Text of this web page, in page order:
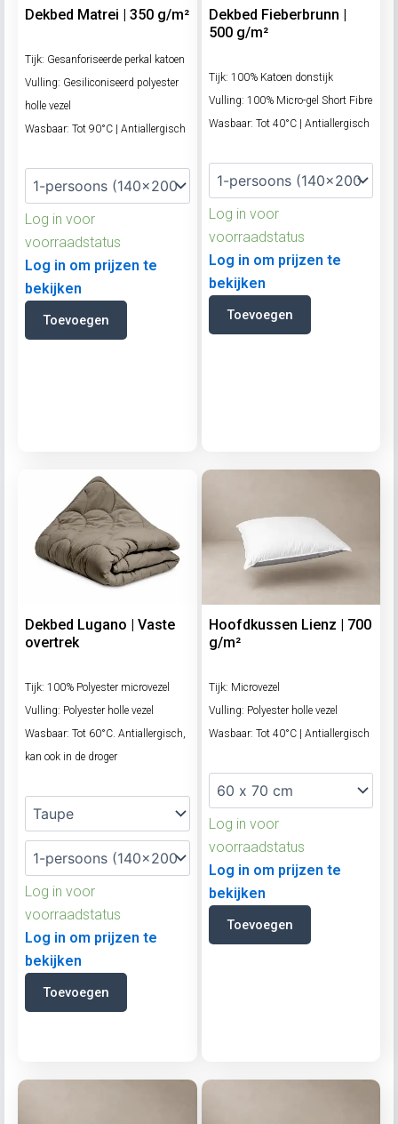
Dekbed Matrei | 350 g/m²
Tijk: Gesanforiseerde perkal katoen
Vulling: Gesiliconiseerd polyester
holle vezel
Wasbaar: Tot 90°C | Antiallergisch
Log in voor
voorraadstatus
Log in om prijzen te
bekijken
Toevoegen
Dekbed Fieberbrunn |
500 g/m²
Tijk: 100% Katoen donstijk
Vulling: 100% Micro-gel Short Fibre
Wasbaar: Tot 40°C | Antiallergisch
Log in voor
voorraadstatus
Log in om prijzen te
bekijken
Toevoegen
Dekbed Lugano | Vaste
overtrek
Tijk: 100% Polyester microvezel
Vulling: Polyester holle vezel
Wasbaar: Tot 60°C. Antiallergisch,
kan ook in de droger
Log in voor
voorraadstatus
Log in om prijzen te
bekijken
Toevoegen
Hoofdkussen Lienz | 700
g/m²
Tijk: Microvezel
Vulling: Polyester holle vezel
Wasbaar: Tot 40°C | Antiallergisch
Log in voor
voorraadstatus
Log in om prijzen te
bekijken
Toevoegen